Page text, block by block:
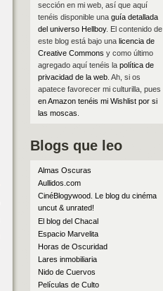
sección en mi web, así que aquí
tenéis disponible una guía detallada
del universo Hellboy. El contenido de
este blog está bajo una licencia de
Creative Commons y como último
agregado aquí tenéis la política de
privacidad de la web. Ah, si os
apatece favorecer mi culturilla, pues
en Amazon tenéis mi Wishlist por si
las moscas
Blogs que leo
Almas Oscuras
Aullidos.com
CinéBlogywood. Le blog du cinéma
uncut & unrated!
El blog del Chacal
Espacio Marvelita
Horas de Oscuridad
Lares inmobiliaria
Nido de Cuervos
Películas de Culto